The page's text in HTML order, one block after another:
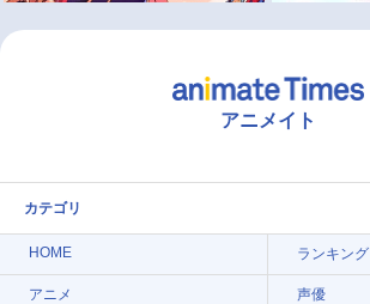
アニメイト
カテゴリ
HOME ランキング
アニメ 声優